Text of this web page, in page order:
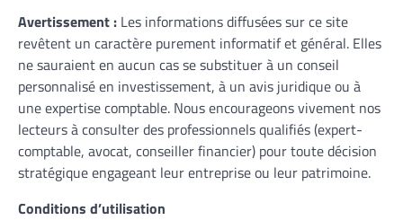
Avertissement : Les informations diffusées sur ce site
revêtent un caractère purement informatif et général. Elles
ne sauraient en aucun cas se substituer à un conseil
personnalisé en investissement, à un avis juridique ou à
une expertise comptable. Nous encourageons vivement nos
lecteurs à consulter des professionnels qualifiés (expert-
comptable, avocat, conseiller financier) pour toute décision
stratégique engageant leur entreprise ou leur patrimoine.
Conditions d’utilisation